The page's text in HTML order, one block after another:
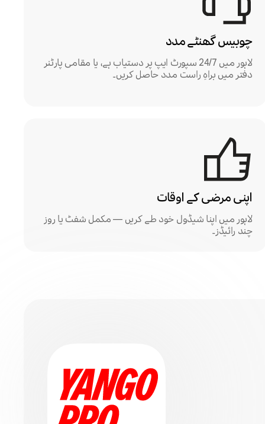
چوبیس گھنٹے مدد
لاہور میں 24/7 سپورٹ ایپ پر دستیاب ہے، یا مقامی پارٹنر
دفتر میں براہِ راست مدد حاصل کریں۔
اپنی مرضی کے اوقات
لاہور میں اپنا شیڈول خود طے کریں — مکمل شفٹ یا روز
چند رائیڈز۔